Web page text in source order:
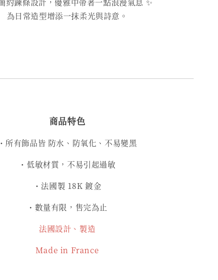
約鍊條設計，優雅中帶著一點浪漫氣息 ✨
為日常造型增添一抹柔光與詩意。
商品特色
所有飾品皆 防水、防氧化、不易變黑
・低敏材質，不易引起過敏
・法國製 18K 鍍金
・數量有限，售完為止
法國設計、製造
Made in France